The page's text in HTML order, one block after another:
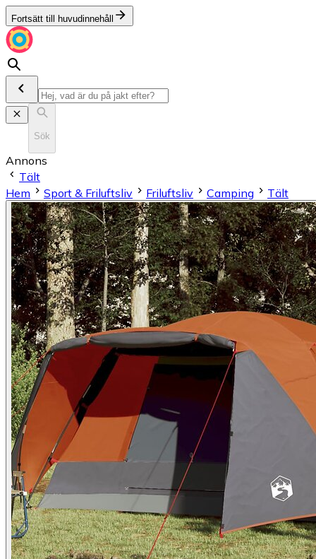
Fortsätt till huvudinnehåll
Sök
Annons
Tält
Hem
Sport & Friluftsliv Friluftsliv Camping Tält